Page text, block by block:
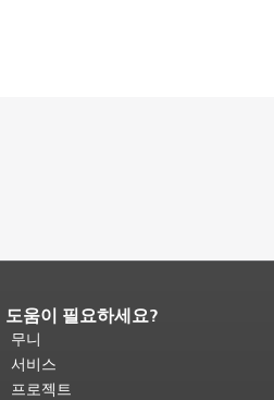
페이지 내용 끝입니다.이 페이지의 나
머지 내용은 모든 페이지에 반복됩니
다.메인 콘텐츠 상단으로 돌아가려면
여기를 클릭하십시오
도움이 필요하세요?
무니
서비스
프로젝트